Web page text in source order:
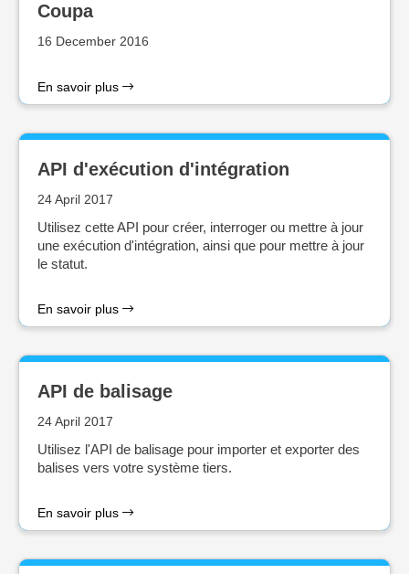
Coupa
16 December 2016
En savoir plus
API d'exécution d'intégration
24 April 2017
Utilisez cette API pour créer, interroger ou mettre à jour
une exécution d'intégration, ainsi que pour mettre à jour
le statut.
En savoir plus
API de balisage
24 April 2017
Utilisez l'API de balisage pour importer et exporter des
balises vers votre système tiers.
En savoir plus